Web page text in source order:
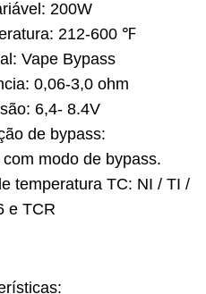
200W
212-600 ℉
Vape Bypass
0,06-3,0 ohm
6,4- 8.4V
de bypass:
modo de bypass.
temperatura TC: NI / TI /
e TCR